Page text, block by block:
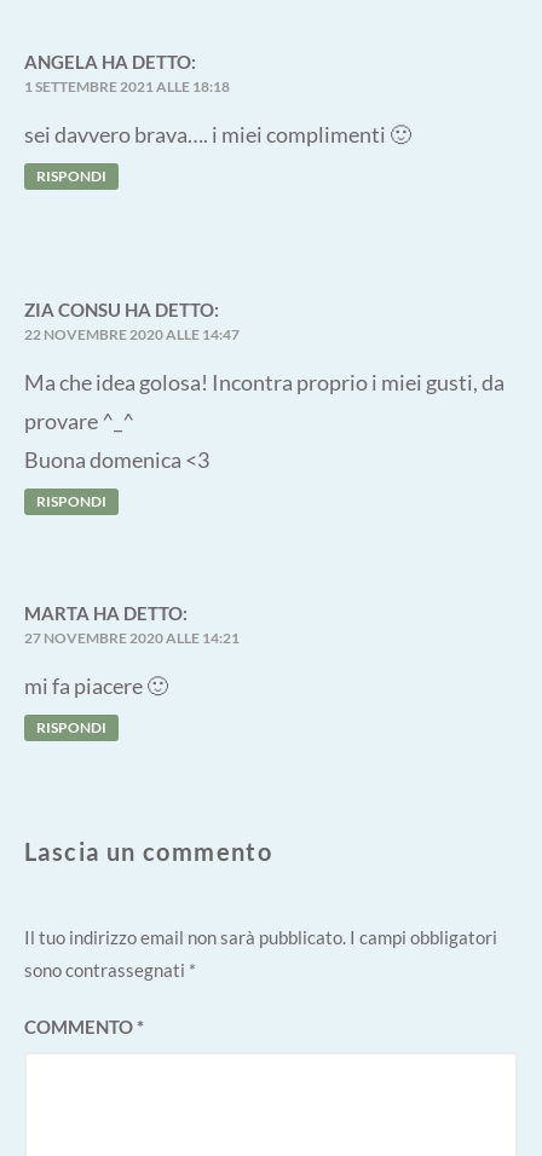
ANGELA HA DETTO:
1 SETTEMBRE 2021 ALLE 18:18
sei davvero brava…. i miei complimenti 🙂
RISPONDI
ZIA CONSU HA DETTO:
22 NOVEMBRE 2020 ALLE 14:47
Ma che idea golosa! Incontra proprio i miei gusti, da
provare ^_^
Buona domenica <3
RISPONDI
MARTA HA DETTO:
27 NOVEMBRE 2020 ALLE 14:21
mi fa piacere 🙂
RISPONDI
Lascia un commento
Il tuo indirizzo email non sarà pubblicato. I campi obbligatori
sono contrassegnati *
COMMENTO*